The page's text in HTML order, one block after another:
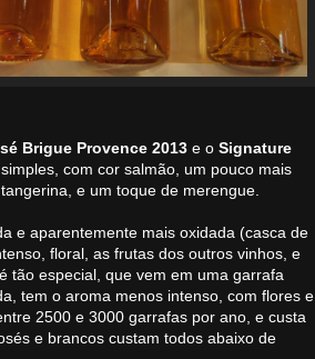
Brigue Provence 2013 e o Signature
com cor salmão, um pouco mais
e um toque de merengue.
e aparentemente mais oxidada (casca de
floral, as frutas dos outros vinhos, e
é tão especial, que vem em uma garrafa
tem o aroma menos intenso, com flores e
2500 e 3000 garrafas por ano, e custa
e brancos custam todos abaixo de